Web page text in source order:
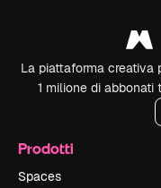
La piattaforma creativa
1 milione di abbonati
Prodotti
Spaces